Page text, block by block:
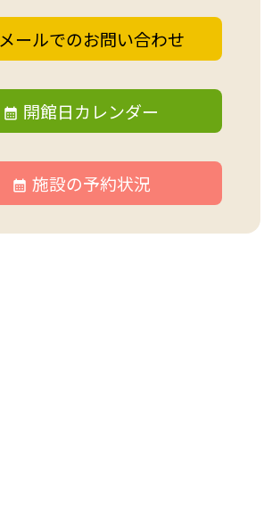
メールでのお問い合わせ
開館日カレンダー
施設の予約状況